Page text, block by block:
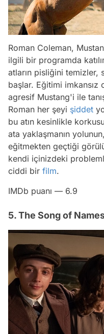
Roman Coleman,
ilgili bir programda
atların pisliğini temizler,
başlar. Eğitimi imkansız
agresif Mustang'i ile
Roman her şeyi şiddet
bu atın kesinlikle
ata yaklaşmanın
eğitmekten geçtiği
kendi içinizdeki
ciddi bir film.
IMDb puanı — 6.9
5. The Song of